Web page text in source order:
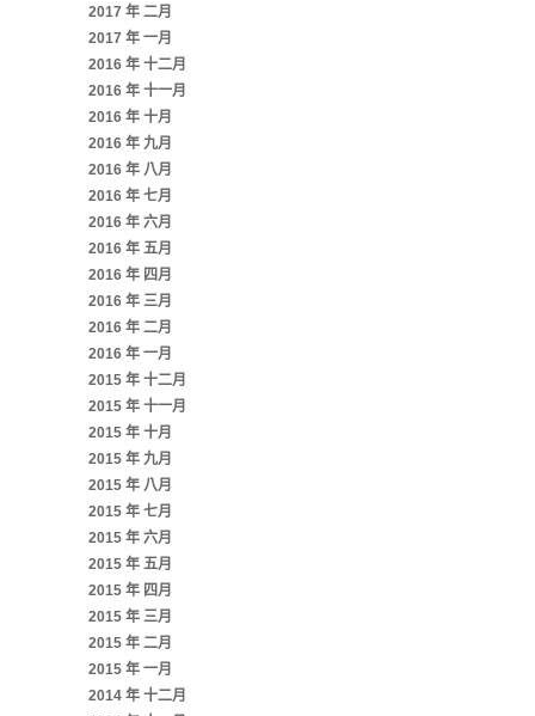
2017 年 二月
2017 年 一月
2016 年 十二月
2016 年 十一月
2016 年 十月
2016 年 九月
2016 年 八月
2016 年 七月
2016 年 六月
2016 年 五月
2016 年 四月
2016 年 三月
2016 年 二月
2016 年 一月
2015 年 十二月
2015 年 十一月
2015 年 十月
2015 年 九月
2015 年 八月
2015 年 七月
2015 年 六月
2015 年 五月
2015 年 四月
2015 年 三月
2015 年 二月
2015 年 一月
2014 年 十二月